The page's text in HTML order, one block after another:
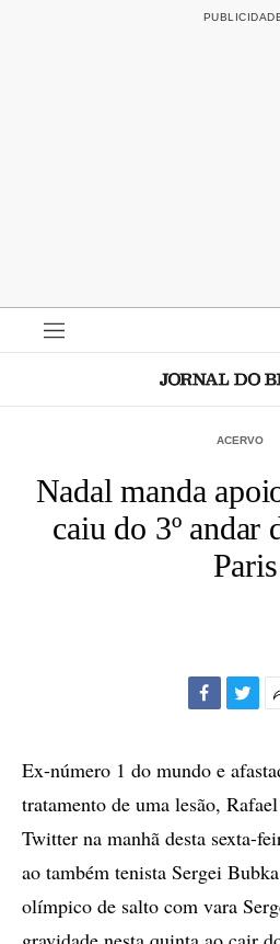
ACERVO
Nadal manda
caiu do 3º andar
Paris
Ex-número 1 do mundo e
tratamento de uma lesão,
Twitter na manhã desta sexta-
ao também tenista Sergei
olímpico de salto com vara